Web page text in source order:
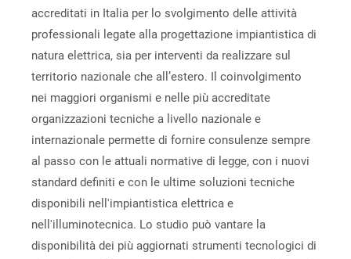
accreditati in Italia per lo svolgimento delle attività
professionali legate alla progettazione impiantistica di
natura elettrica, sia per interventi da realizzare sul
territorio nazionale che all’estero. Il coinvolgimento
nei maggiori organismi e nelle più accreditate
organizzazioni tecniche a livello nazionale e
internazionale permette di fornire consulenze sempre
al passo con le attuali normative di legge, con i nuovi
standard definiti e con le ultime soluzioni tecniche
disponibili nell'impiantistica elettrica e
nell'illuminotecnica. Lo studio può vantare la
disponibilità dei più aggiornati strumenti tecnologici di